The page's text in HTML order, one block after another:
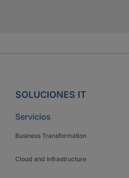
SOLUCIONES IT
Servicios
Business Transformation
Cloud and Infrastructure